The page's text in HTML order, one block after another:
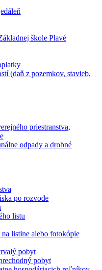
škole Plavé
(daň z pozemkov, stavieb,
priestranstva,
odpady a drobné
po rozvode
listu
listine alebo fotokópie
pobyt
pobyt